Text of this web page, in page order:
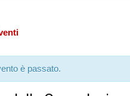
è passato.